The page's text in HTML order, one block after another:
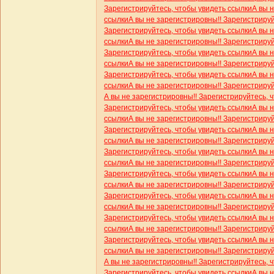
Зарегистрируйтесь, чтобы увидеть ссылкиА вы
ссылкиА вы не зарегистрировны!!
Зарегистрируйтесь, чтобы увидеть ссылкиА вы
ссылкиА вы не зарегистрировны!!
Зарегистрируйтесь, чтобы увидеть ссылкиА вы
ссылкиА вы не зарегистрировны!!
Зарегистрируйтесь, чтобы увидеть ссылкиА вы
ссылкиА вы не зарегистрировны!!
А вы не зарегистрировны!! Зарегистрируйтесь,
Зарегистрируйтесь, чтобы увидеть ссылкиА вы
ссылкиА вы не зарегистрировны!!
Зарегистрируйтесь, чтобы увидеть ссылкиА вы
ссылкиА вы не зарегистрировны!!
Зарегистрируйтесь, чтобы увидеть ссылкиА вы
ссылкиА вы не зарегистрировны!!
Зарегистрируйтесь, чтобы увидеть ссылкиА вы
ссылкиА вы не зарегистрировны!!
Зарегистрируйтесь, чтобы увидеть ссылкиА вы
ссылкиА вы не зарегистрировны!!
Зарегистрируйтесь, чтобы увидеть ссылкиА вы
ссылкиА вы не зарегистрировны!!
Зарегистрируйтесь, чтобы увидеть ссылкиА вы
ссылкиА вы не зарегистрировны!!
А вы не зарегистрировны!! Зарегистрируйтесь,